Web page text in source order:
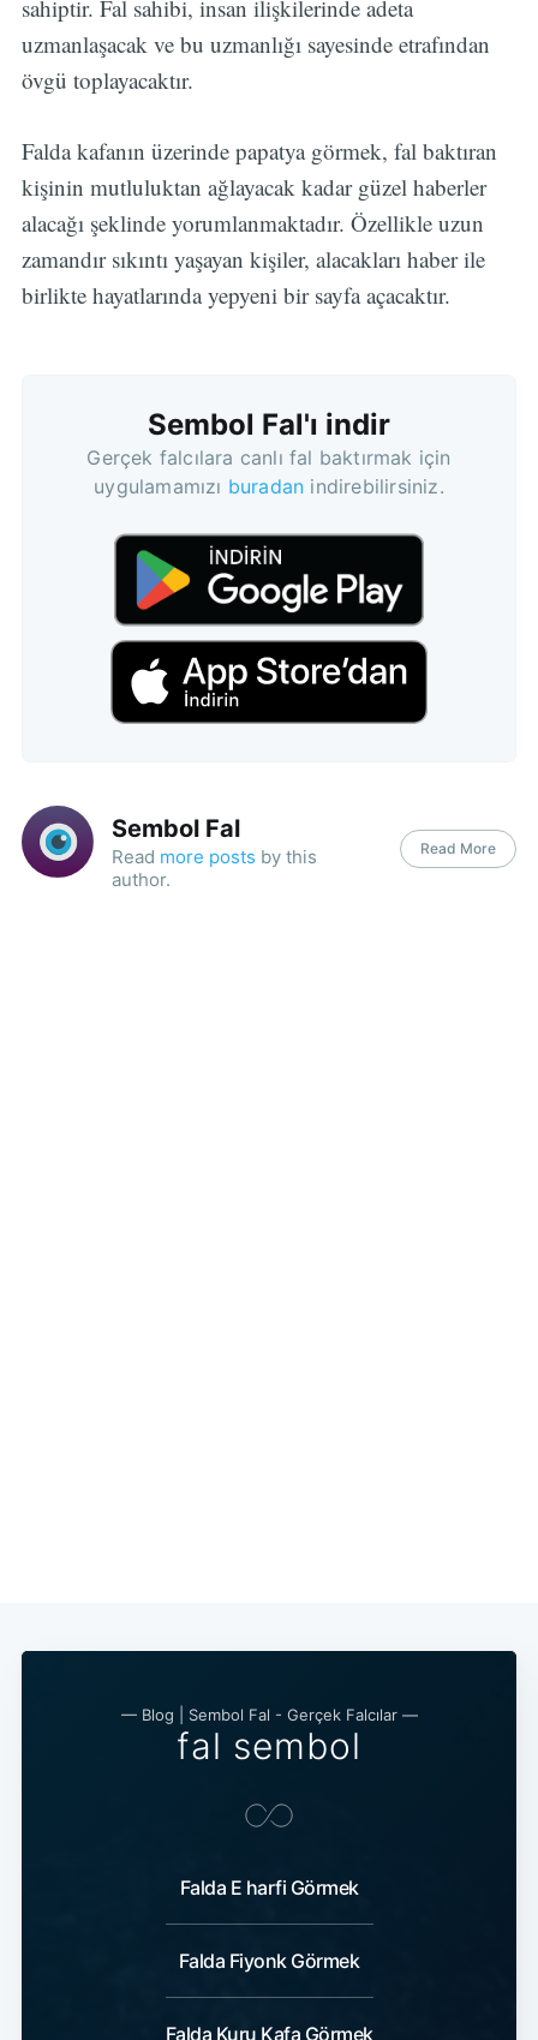
sahiptir. Fal sahibi, insan ilişkilerinde adeta
uzmanlaşacak ve bu uzmanlığı sayesinde etrafından
övgü toplayacaktır.
Falda kafanın üzerinde papatya görmek, fal baktıran
kişinin mutluluktan ağlayacak kadar güzel haberler
alacağı şeklinde yorumlanmaktadır. Özellikle uzun
zamandır sıkıntı yaşayan kişiler, alacakları haber ile
birlikte hayatlarında yepyeni bir sayfa açacaktır.
Sembol Fal'ı indir
Gerçek falcılara canlı fal baktırmak için
uygulamamızı buradan indirebilirsiniz.
Sembol Fal
Read more posts by this
author.
Read More
— Blog | Sembol Fal - Gerçek Falcılar —
fal sembol
Falda E harfi Görmek
Falda Fiyonk Görmek
Falda Kuru Kafa Görmek